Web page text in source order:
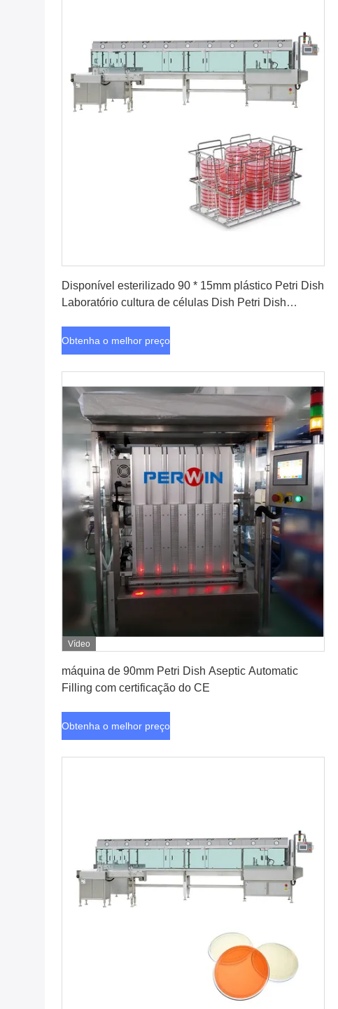
Disponível esterilizado 90 * 15mm plástico Petri Dish
Laboratório cultura de células Dish Petri Dish
Obtenha o melhor preço
Vídeo
máquina de 90mm Petri Dish Aseptic Automatic
Filling com certificação do CE
Obtenha o melhor preço